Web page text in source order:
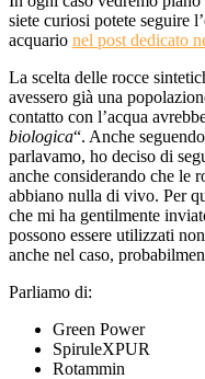
siete curiosi potete seguire
acquario nel post dedicato
La scelta delle rocce
avessero già una
contatto con l’acqua
biologica“. Anche
parlavamo, ho deciso di
anche considerando che le
abbiano nulla di vivo. Per
che mi ha gentilmente
possono essere utilizzati
anche nel caso,
Parliamo di:
Green Power
SpiruleXPUR
Rotammin